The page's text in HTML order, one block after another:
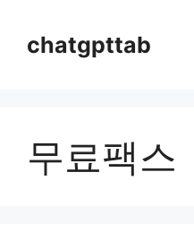
chatgpttab
무료팩스